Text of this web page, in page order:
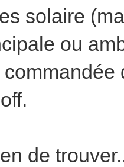
solaire
ou
de